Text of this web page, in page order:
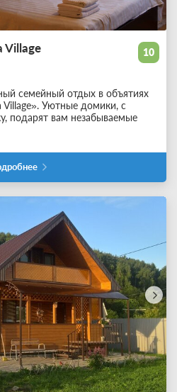
10
Village
семейный отдых в объятиях
Уютные домики, с
подарят вам незабываемые